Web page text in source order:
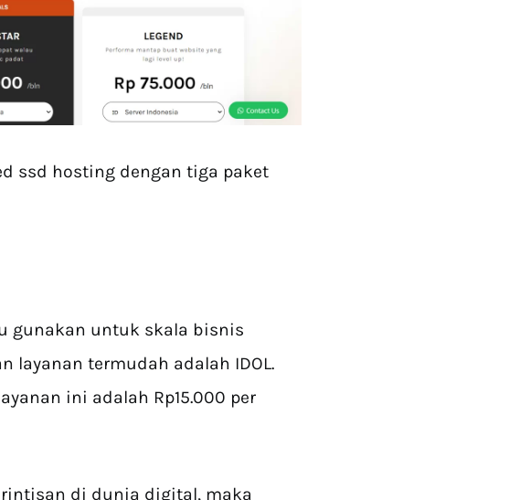
ssd hosting dengan tiga paket
gunakan untuk skala bisnis
layanan termudah adalah IDOL.
ini adalah Rp15.000 per
di dunia digital, maka